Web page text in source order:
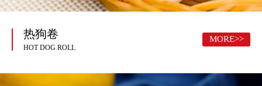
热狗卷
HOT DOG ROLL
MORE>>